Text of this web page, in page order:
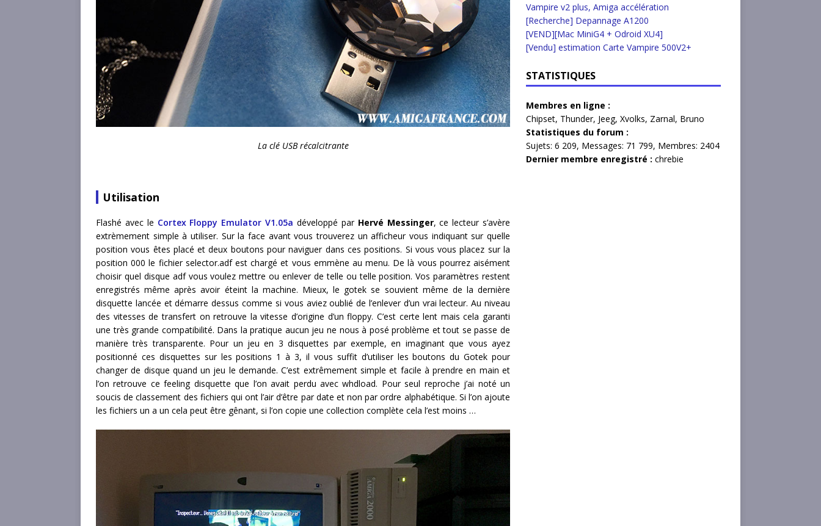
La clé USB récalcitrante
Utilisation
Flashé avec le Cortex Floppy Emulator V1.05a développé par Hervé Messinger, ce lecteur s’avère
extrèmement simple à utiliser. Sur la face avant vous trouverez un afficheur vous indiquant sur quelle
position vous êtes placé et deux boutons pour naviguer dans ces positions. Si vous vous placez sur la
position 000 le fichier selector.adf est chargé et vous emmène au menu. De là vous pourrez aisément
choisir quel disque adf vous voulez mettre ou enlever de telle ou telle position. Vos paramètres restent
enregistrés même après avoir éteint la machine. Mieux, le gotek se souvient même de la dernière
disquette lancée et démarre dessus comme si vous aviez oublié de l’enlever d’un vrai lecteur. Au niveau
des vitesses de transfert on retrouve la vitesse d’origine d’un floppy. C’est certe lent mais cela garanti
une très grande compatibilité. Dans la pratique aucun jeu ne nous à posé problème et tout se passe de
manière très transparente. Pour un jeu en 3 disquettes par exemple, en imaginant que vous ayez
positionné ces disquettes sur les positions 1 à 3, il vous suffit d’utiliser les boutons du Gotek pour
changer de disque quand un jeu le demande. C’est extrêmement simple et facile à prendre en main et
l’on retrouve ce feeling disquette que l’on avait perdu avec whdload. Pour seul reproche j’ai noté un
soucis de classement des fichiers qui ont l’air d’être par date et non par ordre alphabétique. Si l’on ajoute
les fichiers un a un cela peut être gênant, si l’on copie une collection complète cela l’est moins …
Vampire v2 plus, Amiga accélération
[Recherche] Depannage A1200
[VEND][Mac MiniG4 + Odroid XU4]
[Vendu] estimation Carte Vampire 500V2+
STATISTIQUES
Membres en ligne :
Chipset, Thunder, Jeeg, Xvolks, Zarnal, Bruno
Statistiques du forum :
Sujets: 6 209, Messages: 71 799, Membres: 2404
Dernier membre enregistré : chrebie